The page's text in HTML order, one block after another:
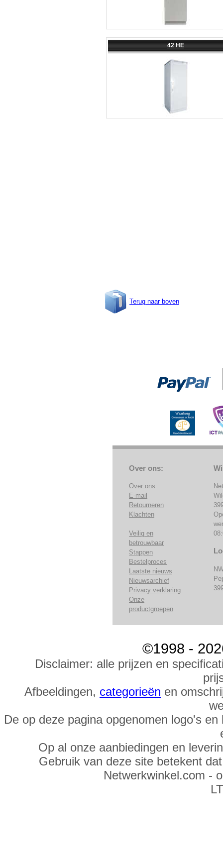
42 HE
Terug naar boven
Over ons:
Over ons
E-mail
Retourneren
Klachten
Veilig en
betrouwbaar
Stappen
Bestelproces
Laatste nieuws
Nieuwsarchief
Privacy verklaring
Onze
productgroepen
©1998 -
Disclaimer: alle prijzen en
Afbeeldingen, categorieën en
De op deze pagina opgenomen logo's
Op al onze aanbiedingen en
Gebruik van deze site betekent
Netwerkwinkel.com -